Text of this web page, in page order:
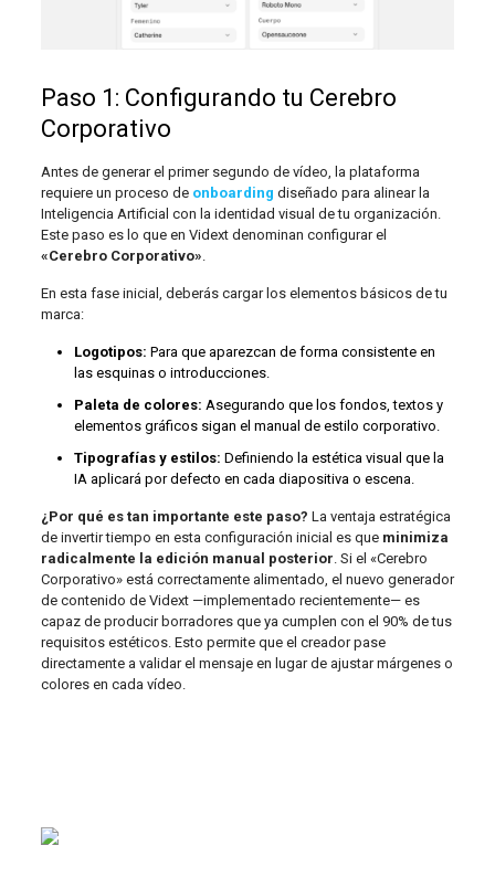
Paso 1: Configurando tu Cerebro
Corporativo
Antes de generar el primer segundo de vídeo, la plataforma
requiere un proceso de onboarding diseñado para alinear la
Inteligencia Artificial con la identidad visual de tu organización.
Este paso es lo que en Vidext denominan configurar el
«Cerebro Corporativo»
En esta fase inicial, deberás cargar los elementos básicos de tu
marca:
Logotipos: Para que aparezcan de forma consistente en
las esquinas o introducciones.
Paleta de colores: Asegurando que los fondos, textos y
elementos gráficos sigan el manual de estilo corporativo.
Tipografías y estilos: Definiendo la estética visual que la
IA aplicará por defecto en cada diapositiva o escena.
¿Por qué es tan importante este paso? La ventaja estratégica
de invertir tiempo en esta configuración inicial es que minimiza
radicalmente la edición manual posterior . Si el «Cerebro
Corporativo» está correctamente alimentado, el nuevo generador
de contenido de Vidext —implementado recientemente— es
capaz de producir borradores que ya cumplen con el 90% de tus
requisitos estéticos. Esto permite que el creador pase
directamente a validar el mensaje en lugar de ajustar márgenes o
colores en cada vídeo.